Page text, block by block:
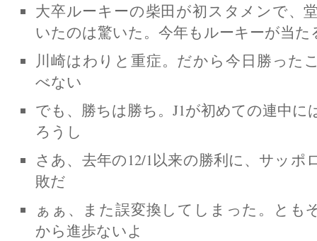
大卒ルーキーの柴田が初スタメンで、
いたのは驚いた。今年もルーキーが当た
川崎はわりと重症。だから今日勝った
べない
でも、勝ちは勝ち。J1が初めての連中に
ろうし
さあ、去年の12/1以来の勝利に、サッポ
敗だ
ぁぁ、また誤変換してしまった。とも
から進歩ないよ